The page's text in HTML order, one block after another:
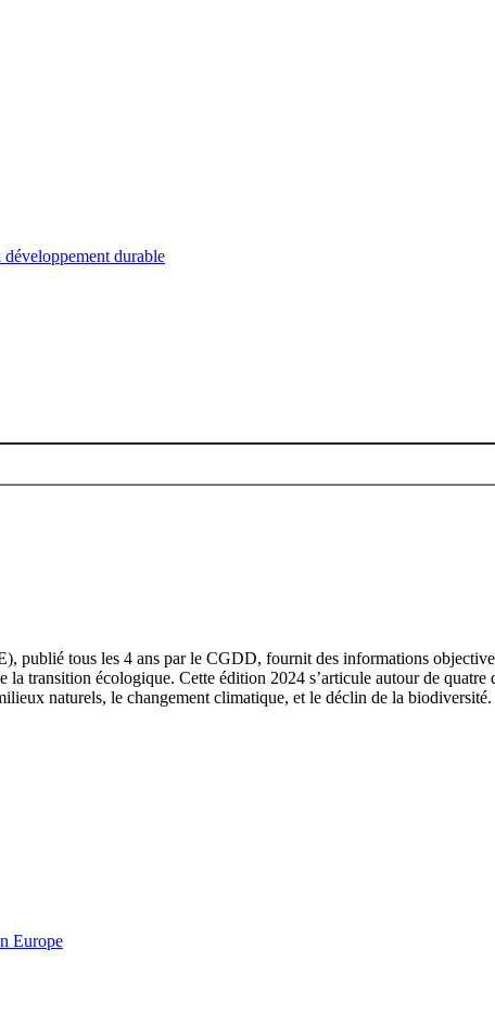
durable
publié tous les 4 ans par le CGDD, fournit des informations
la transition écologique. Cette édition 2024 s’articule autour de
naturels, le changement climatique, et le déclin de la biodiversité.
Europe